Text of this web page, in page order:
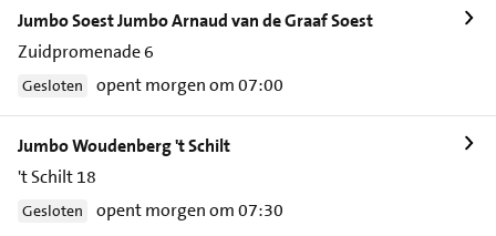
Jumbo Soest Jumbo Arnaud van de Graaf Soest
Zuidpromenade 6
Gesloten opent morgen om 07:00
Jumbo Woudenberg 't Schilt
't Schilt 18
Gesloten opent morgen om 07:30